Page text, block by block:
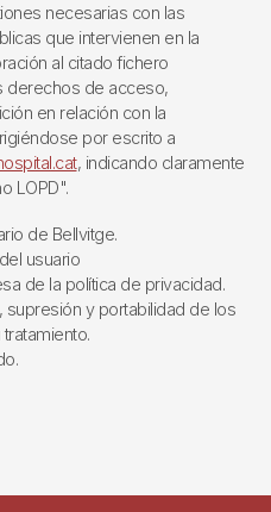
necesarias con las
que intervienen en la
al citado fichero
derechos de acceso,
en relación con la
por escrito a
, indicando claramente
LOPD".
de Bellvitge.
usuario
de la política de privacidad.
y portabilidad de los